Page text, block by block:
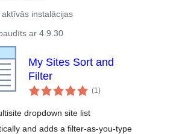
aktīvās instalācijas
ar 4.9.30
My Sites Sort and
Filter
(1vērtējumu
kopsumma
)
dropdown site list
and adds a filter-as-you-type